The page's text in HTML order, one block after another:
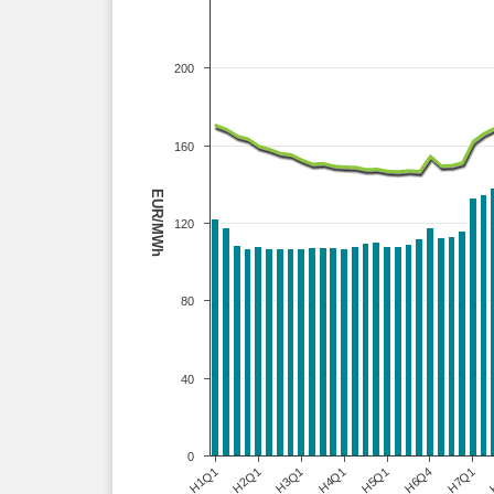
EUR/MWh
H1Q1 H2Q1 H3Q1 H4Q1 H5Q1 H6Q4 H7Q1
0
120
40
80
160
200